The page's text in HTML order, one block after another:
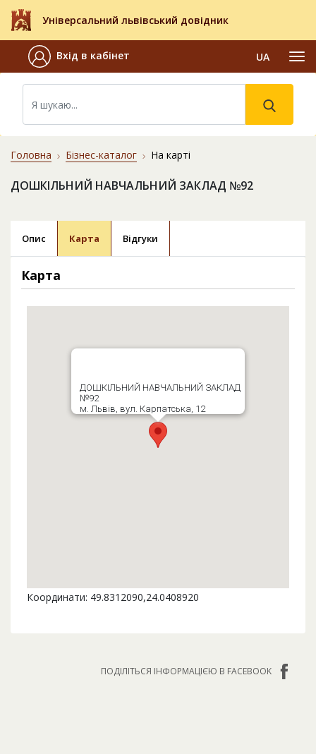
Універсальний львівський довідник
Вхід в кабінет UA
Головна Бізнес-каталог На карті
ДОШКІЛЬНИЙ НАВЧАЛЬНИЙ ЗАКЛАД №92
Опис Карта Відгуки
Карта
ДОШКІЛЬНИЙ НАВЧАЛЬНИЙ ЗАКЛАД
№92
м. Львів, вул. Карпатська, 12
Координати: 49.8312090,24.0408920
ПОДІЛІТЬСЯ ІНФОРМАЦІЄЮ В FACEBOOK